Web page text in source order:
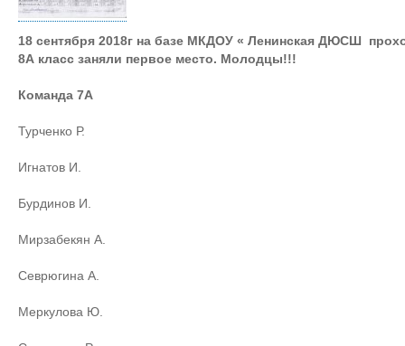
18 сентября 2018г на базе МКДОУ « Ленинская ДЮСШ
8А класс заняли первое место. Молодцы!!!
Команда 7А
Турченко Р.
Игнатов И.
Бурдинов И.
Мирзабекян А.
Севрюгина А.
Меркулова Ю.